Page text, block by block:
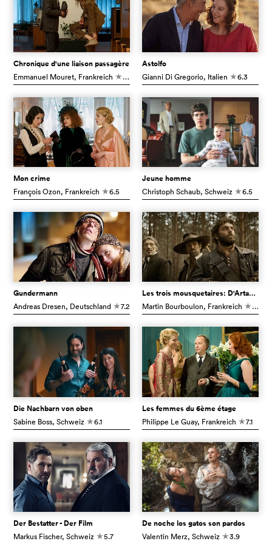
Chronique d'une liaison passagère
Emmanuel Mouret, Frankreich c6.8
Astolfo
Gianni Di Gregorio, Italien c6.3
Mon crime
François Ozon, Frankreich c6.5
Jeune homme
Christoph Schaub, Schweiz c6.5
Gundermann
Andreas Dresen, Deutschland c7.2
Les trois mousquetaires: D'Artagnan
Martin Bourboulon, Frankreich c6.7
Die Nachbarn von oben
Sabine Boss, Schweiz c6.1
Les femmes du 6ème étage
Philippe Le Guay, Frankreich c7.1
Der Bestatter - Der Film
Markus Fischer, Schweiz c5.7
De noche los gatos son pardos
Valentin Merz, Schweiz c3.9